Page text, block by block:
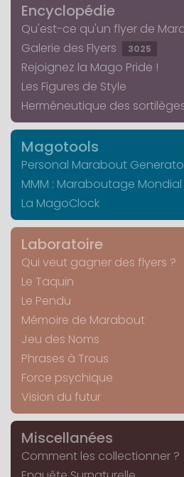
Encyclopédie
Qu'est-ce qu'un flyer de
Galerie des Flyers
3025
Rejoignez la Mago Pride !
Les Figures de Style
Herméneutique des
Magotools
Personal Marabout
MMM : Maraboutage
La MagoClock
Laboratoire
Qui veut gagner des flyers ?
Le Taquin
Le Pendu
Mémoire de Marabout
Jeu des Noms
Phrases à Trous
Force psychique
Vision du futur
Miscellanées
Comment les collectionner ?